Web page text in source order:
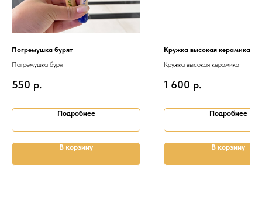
Погремушка бурят
Погремушка бурят
550 р.
Подробнее
В корзину
Кружка высокая керамика
Кружка высокая керамика
1 600 р.
Подробнее
В корзину